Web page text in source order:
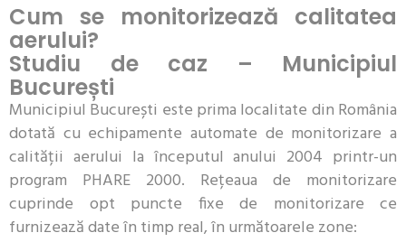
Cum se monitorizează calitatea
aerului?
Studiu de caz – Municipiul
București
Municipiul București este prima localitate din România
dotată cu echipamente automate de monitorizare a
calității aerului la începutul anului 2004 printr-un
program PHARE 2000. Rețeaua de monitorizare
cuprinde opt puncte fixe de monitorizare ce
furnizează date în timp real, în următoarele zone: